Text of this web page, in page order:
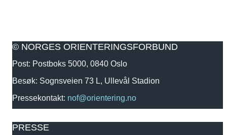
© NORGES ORIENTERINGSFORBUND
Post: Postboks 5000, 0840 Oslo
Besøk: Sognsveien 73 L, Ullevål Stadion
Pressekontakt: nof@orientering.no
PRESSE